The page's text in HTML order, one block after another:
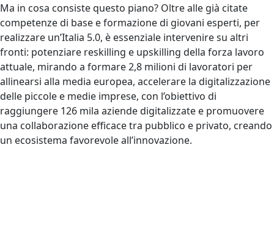
Ma in cosa consiste questo piano? Oltre alle già citate
competenze di base e formazione di giovani esperti, per
realizzare un’Italia 5.0, è essenziale intervenire su altri
fronti: potenziare reskilling e upskilling della forza lavoro
attuale, mirando a formare 2,8 milioni di lavoratori per
allinearsi alla media europea, accelerare la digitalizzazione
delle piccole e medie imprese, con l’obiettivo di
raggiungere 126 mila aziende digitalizzate e promuovere
una collaborazione efficace tra pubblico e privato, creando
un ecosistema favorevole all’innovazione.